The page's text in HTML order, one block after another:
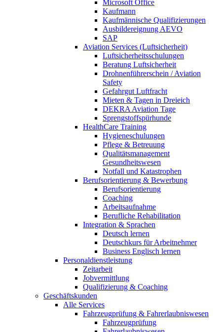
Microsoft Office
Kaufmann
Kaufmännische Qualifizierungen
Ausbildereignung AEVO
SAP
Aviation Services (Luftsicherheit)
Luftsicherheitsschulungen
Beratung Luftsicherheit
Drohnenführerschein / Aviation
Safety
Gefahrgut Luftfracht
Mieten & Tagen in Dreieich
DEKRA Aviation Tage
Sprengstoffspürhunde
HealthCare Training
Hygieneschulungen
Pflege & Betreuung
Qualitätsmanagement
Gesundheitswesen
Notfall und Katastrophen
Berufsorientierung & Bewerbung
Berufsorientierung
Coaching
Arbeitsaufnahme
Berufliche Rehabilitation
Integration & Sprachen
Deutsch lernen
Deutschkurs für Arbeitnehmer
Business Englisch lernen
Personaldienstleistung
Zeitarbeit
Jobvermittlung
Qualifizierung & Coaching
Geschäftskunden
Alle Services
Fahrzeugprüfung & Fahrerlaubniswesen
Fahrzeugprüfung